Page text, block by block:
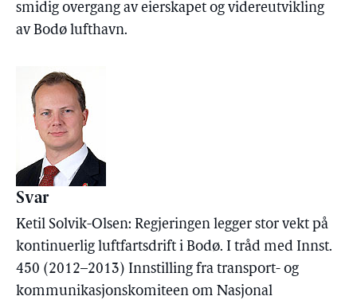
smidig overgang av eierskapet og videreutvikling
av Bodø lufthavn.
Svar
Ketil Solvik-Olsen: Regjeringen legger stor vekt på
kontinuerlig luftfartsdrift i Bodø. I tråd med Innst.
450 (2012–2013) Innstilling fra transport- og
kommunikasjonskomiteen om Nasjonal